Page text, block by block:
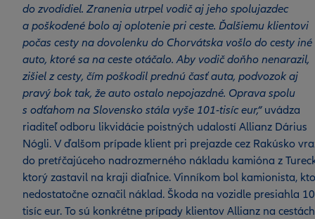
do zvodidiel. Zranenia utrpel vodič aj jeho spolujazdec
a poškodené bolo aj oplotenie pri ceste. Ďalšiemu klientovi
počas cesty na dovolenku do Chorvátska vošlo do cesty iné
auto, ktoré sa na ceste otáčalo. Aby vodič doňho nenarazil,
zišiel z cesty, čím poškodil prednú časť auta, podvozok aj
pravý bok tak, že auto ostalo nepojazdné. Oprava spolu
s odťahom na Slovensko stála vyše 101-tisíc eur,“ uvádza
riaditeľ odboru likvidácie poistných udalostí Allianz Dárius
Nógli. V ďalšom prípade klient pri prejazde cez Rakúsko
do pretŕčajúceho nadrozmerného nákladu kamióna z
ktorý zastavil na kraji diaľnice. Vinníkom bol kamionista,
nedostatočne označil náklad. Škoda na vozidle presiahla
tisíc eur. To sú konkrétne prípady klientov Allianz na cestách